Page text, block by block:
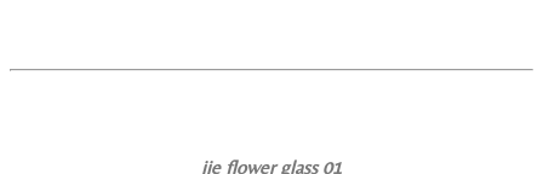
jje flower glass 01